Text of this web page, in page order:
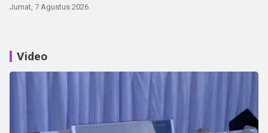
Jumat, 7 Agustus 2026
Video